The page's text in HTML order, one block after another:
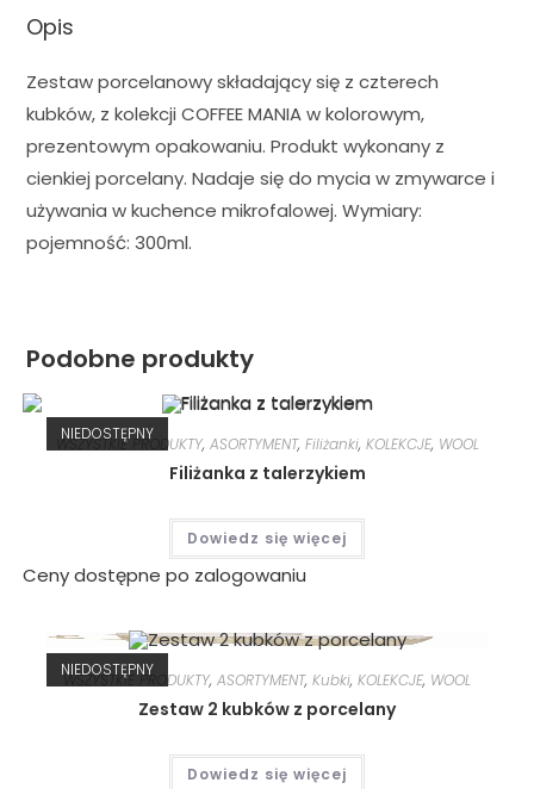
Opis
Zestaw porcelanowy składający się z czterech
kubków, z kolekcji COFFEE MANIA w kolorowym,
prezentowym opakowaniu. Produkt wykonany z
cienkiej porcelany. Nadaje się do mycia w zmywarce i
używania w kuchence mikrofalowej. Wymiary:
pojemność: 300ml.
Podobne produkty
NIEDOSTĘPNY
WSZYSTKIE PRODUKTY, ASORTYMENT, Filiżanki, KOLEKCJE, WOOL
Filiżanka z talerzykiem
Dowiedz się więcej
Ceny dostępne po zalogowaniu
NIEDOSTĘPNY
WSZYSTKIE PRODUKTY, ASORTYMENT, Kubki, KOLEKCJE, WOOL
Zestaw 2 kubków z porcelany
Dowiedz się więcej